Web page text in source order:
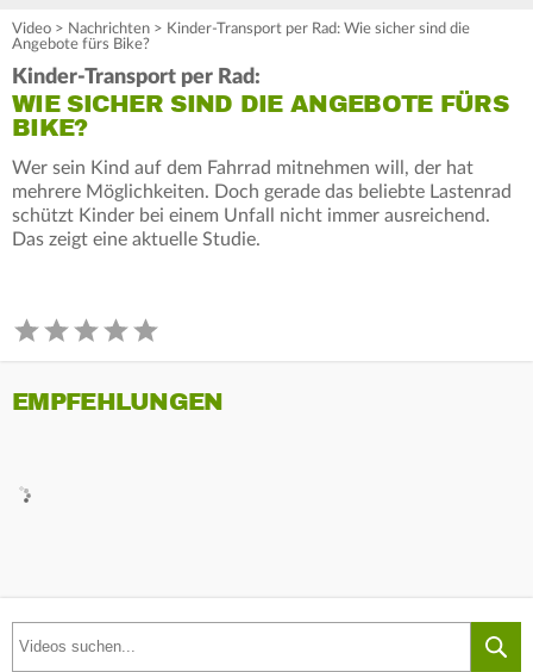
Video > Nachrichten > Kinder-Transport per Rad: Wie sicher sind die
Angebote fürs Bike?
Kinder-Transport per Rad:
WIE SICHER SIND DIE ANGEBOTE FÜRS
BIKE?
Wer sein Kind auf dem Fahrrad mitnehmen will, der hat
mehrere Möglichkeiten. Doch gerade das beliebte Lastenrad
schützt Kinder bei einem Unfall nicht immer ausreichend.
Das zeigt eine aktuelle Studie.
EMPFEHLUNGEN